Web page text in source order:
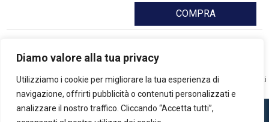
Diamo valore alla tua privacy
Utilizziamo i cookie per migliorare la tua esperienza di
navigazione, offrirti pubblicità o contenuti personalizzati e
analizzare il nostro traffico. Cliccando “Accetta tutti”,
COMPRA
Tutti i marchi qui esposti sono di proprietà dei rispettivi detentori dei copyright:
citati possono essere marchi di proprietà dei rispettivi titolari o marchi registrati
d'altre società e appartengono ai loro legittimi proprietari.
Copyright © C.V.Group srl - Partita IVA IT10246460017